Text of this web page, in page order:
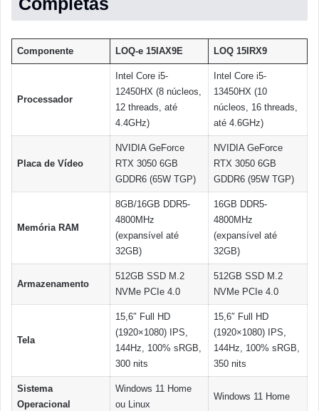
Componente LOQ-e 15IAX9E LOQ 15IRX9
Processador
Intel Core i5-
12450HX (8 núcleos,
12 threads, até
4.4GHz)
Intel Core i5-
13450HX (10
núcleos, 16 threads,
até 4.6GHz)
Placa de Vídeo
NVIDIA GeForce
RTX 3050 6GB
GDDR6 (65W TGP)
NVIDIA GeForce
RTX 3050 6GB
GDDR6 (95W TGP)
Memória RAM
8GB/16GB DDR5-
4800MHz
(expansível até
32GB)
16GB DDR5-
4800MHz
(expansível até
32GB)
Armazenamento
512GB SSD M.2
NVMe PCIe 4.0
512GB SSD M.2
NVMe PCIe 4.0
Tela
15,6″ Full HD
(1920×1080) IPS,
144Hz, 100% sRGB,
300 nits
15,6″ Full HD
(1920×1080) IPS,
144Hz, 100% sRGB,
350 nits
Sistema
Operacional
Windows 11 Home
ou Linux
Windows 11 Home